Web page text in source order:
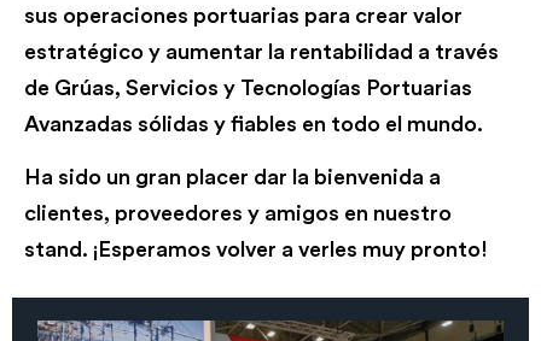
sus operaciones portuarias para crear valor
estratégico y aumentar la rentabilidad a través
de Grúas, Servicios y Tecnologías Portuarias
Avanzadas sólidas y fiables en todo el mundo.
Ha sido un gran placer dar la bienvenida a
clientes, proveedores y amigos en nuestro
stand. ¡Esperamos volver a verles muy pronto!